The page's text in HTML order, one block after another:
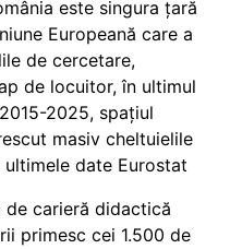
este singura țară
Europeană care a
de cercetare,
de locuitor, în ultimul
2025, spațiul
masiv cheltuielile
date Eurostat
de carieră didactică
primesc cei 1.500 de